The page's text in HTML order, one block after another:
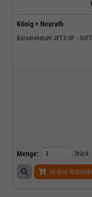
König + Neurath
Bürodrehstuhl JET.II SP -
Menge: Stück
In den